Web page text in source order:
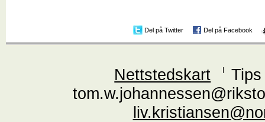
Del på Twitter Del på Facebook
Nettstedskart